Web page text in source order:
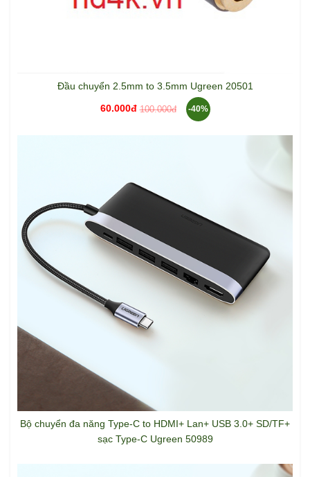
Đầu chuyển 2.5mm to 3.5mm Ugreen 20501
60.000đ 100.000đ -40%
Bộ chuyển đa năng Type-C to HDMI+ Lan+ USB 3.0+ SD/TF+
sạc Type-C Ugreen 50989